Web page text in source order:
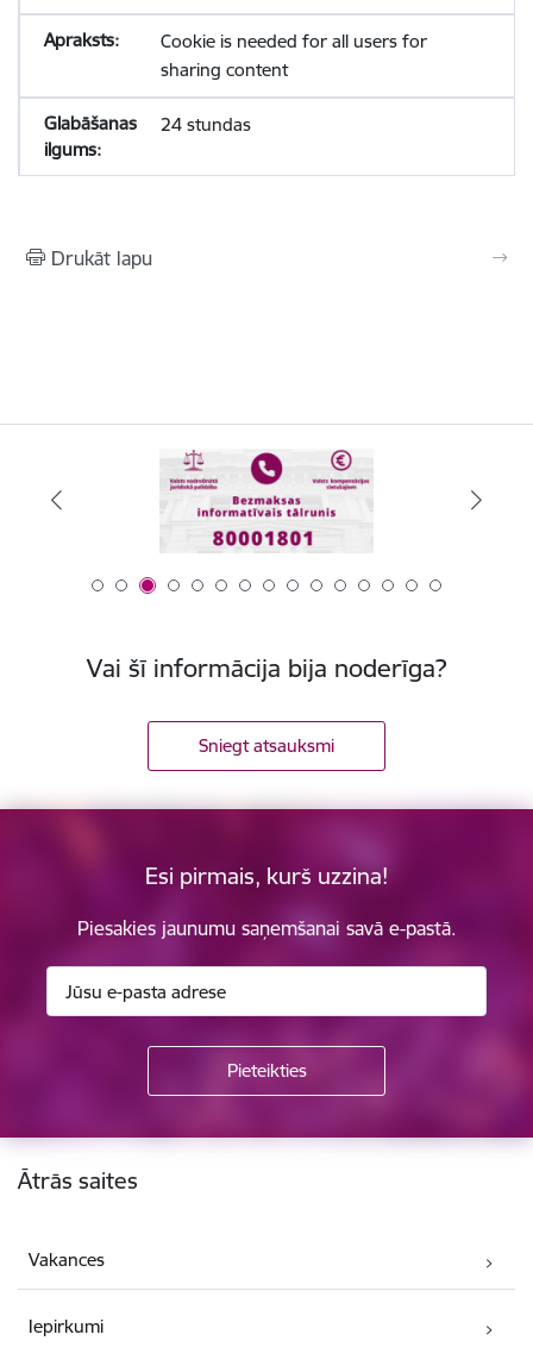
Cookie is needed for all users for
sharing content
24 stundas
Drukāt lapu
Vai šī informācija bija noderīga?
Sniegt atsauksmi
Esi pirmais, kurš uzzina!
Piesakies jaunumu saņemšanai savā e-pastā.
Kājene
Ātrās saites
Vakances
Iepirkumi